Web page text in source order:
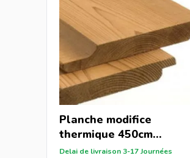
Planche modifice
thermique 450cm
(22x150mm)
Delai de livraison 3-17 Journées